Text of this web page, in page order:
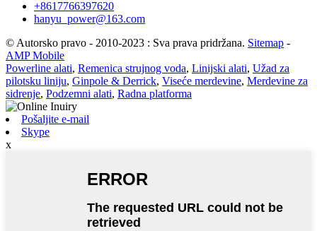
+8617766397620
hanyu_power@163.com
© Autorsko pravo - 2010-2023 : Sva prava pridržana. Sitemap -
AMP Mobile
Powerline alati, Remenica strujnog voda, Linijski alati, Užad za
pilotsku liniju, Ginpole & Derrick, Viseće merdevine, Merdevine za
sidrenje, Podzemni alati, Radna platforma
Pošaljite e-mail
Skype
x